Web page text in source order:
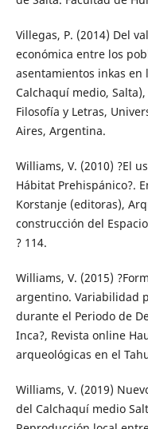
Villegas, P. (2014) Del
económica entre los
asentamientos inkas en
Calchaquí medio,
Filosofía y Letras,
Aires, Argentina.
Williams, V. (2010) ?El
Hábitat Prehispánico?.
Korstanje (editoras),
construcción del
? 114.
Williams, V. (2015)
argentino. Variabilidad
durante el Periodo de
Inca?, Revista online
arqueológicas en el
Williams, V. (2019)
del Calchaquí medio